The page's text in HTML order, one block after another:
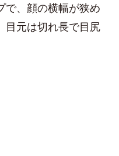
で、顔の横幅が狭め
目元は切れ長で目尻